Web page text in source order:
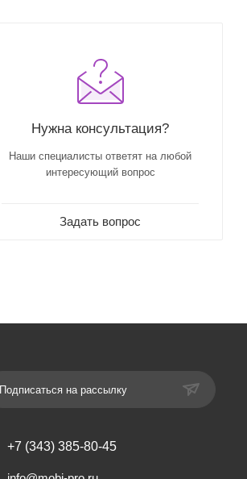
Нужна консультация?
Наши специалисты ответят на любой
интересующий вопрос
Задать вопрос
Подписаться на рассылку
+7 (343) 385-80-45